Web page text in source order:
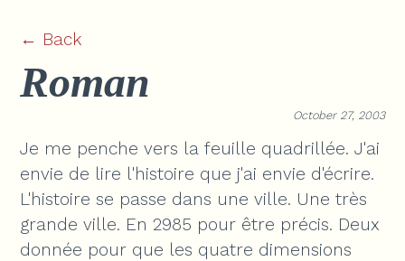
← Back
Roman
October 27, 2003
Je me penche vers la feuille quadrillée. J'ai
envie de lire l'histoire que j'ai envie d'écrire.
L'histoire se passe dans une ville. Une très
grande ville. En 2985 pour être précis. Deux
donnée pour que les quatre dimensions